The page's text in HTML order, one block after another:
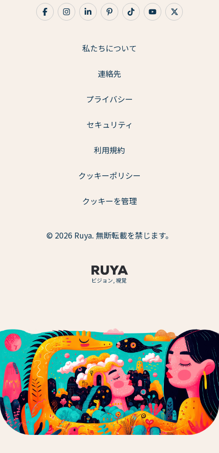
ビジョン, 視覚
私たちについて
連絡先
プライバシー
セキュリティ
利用規約
クッキーポリシー
クッキーを管理
© 2026 Ruya. 無断転載を禁じます。